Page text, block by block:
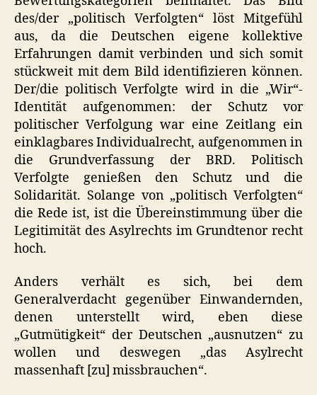
des/der „politisch Verfolgten“ löst Mitgefühl
aus, da die Deutschen eigene kollektive
Erfahrungen damit verbinden und sich somit
stückweit mit dem Bild identifizieren können.
Der/die politisch Verfolgte wird in die „Wir“-
Identität aufgenommen: der Schutz vor
politischer Verfolgung war eine Zeitlang ein
einklagbares Individualrecht, aufgenommen in
die Grundverfassung der BRD. Politisch
Verfolgte genießen den Schutz und die
Solidarität. Solange von „politisch Verfolgten“
die Rede ist, ist die Übereinstimmung über die
Legitimität des Asylrechts im Grundtenor recht
hoch.
Anders verhält es sich, bei dem
Generalverdacht gegenüber Einwandernden,
denen unterstellt wird, eben diese
„Gutmütigkeit“ der Deutschen „ausnutzen“ zu
wollen und deswegen „das Asylrecht
massenhaft [zu] missbrauchen“.